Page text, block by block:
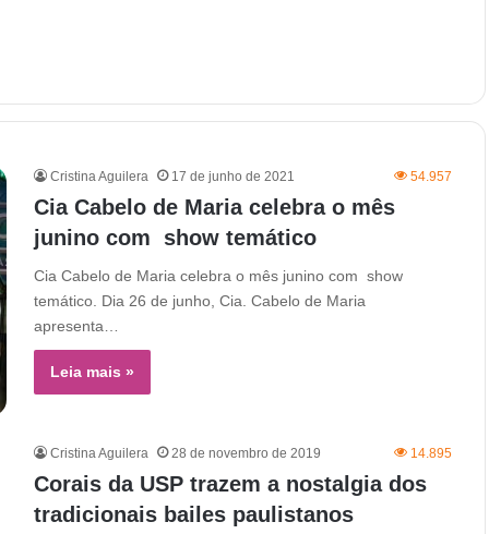
Cristina Aguilera 17 de junho de 2021 54.957
Cia Cabelo de Maria celebra o mês
junino com show temático
Cia Cabelo de Maria celebra o mês junino com show
temático. Dia 26 de junho, Cia. Cabelo de Maria
apresenta…
Leia mais »
Cristina Aguilera 28 de novembro de 2019 14.895
Corais da USP trazem a nostalgia dos
tradicionais bailes paulistanos